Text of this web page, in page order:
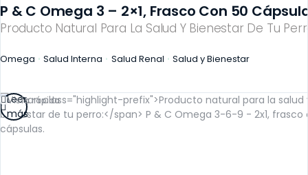
Producto Natural Para La Salud Y Bienestar De Tu
P & C Omega 3 – 2×1, Frasco Con 50
Omega Salud Interna Salud Renal Salud y Bienestar
Vista rápida
Leer
más